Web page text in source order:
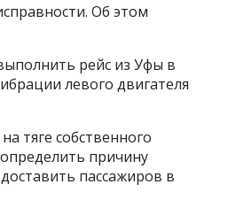
Об этом
рейс из Уфы в
левого двигателя
тяге собственного
причину
пассажиров в